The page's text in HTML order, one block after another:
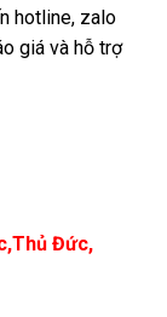
hotline, zalo
giá và hỗ trợ
Đức,